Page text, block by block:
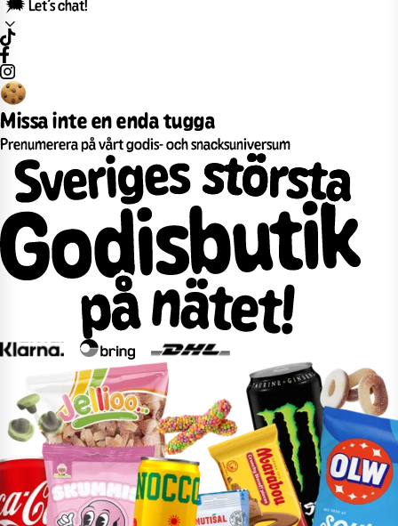
🗯️ Let’s chat!
Missa inte en enda tugga
Prenumerera på vårt godis- och snacksuniversum